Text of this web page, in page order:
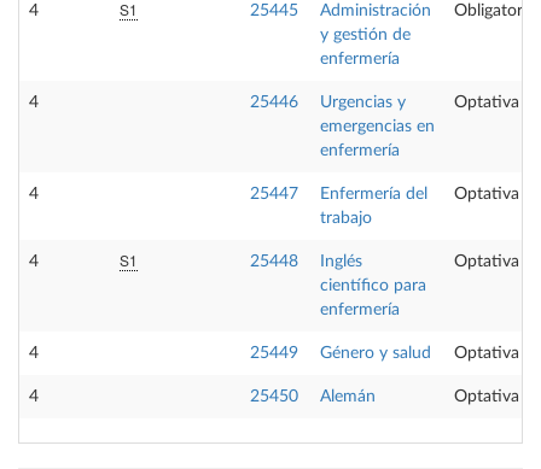
4 S1 25445
Administración
y gestión de
enfermería
Obligatoria
4 25446
Urgencias y
emergencias en
enfermería
Optativa
4 25447
Enfermería del
trabajo
Optativa
4 S1 25448
Inglés
científico para
enfermería
Optativa
4 25449 Género y salud Optativa
4 25450 Alemán Optativa